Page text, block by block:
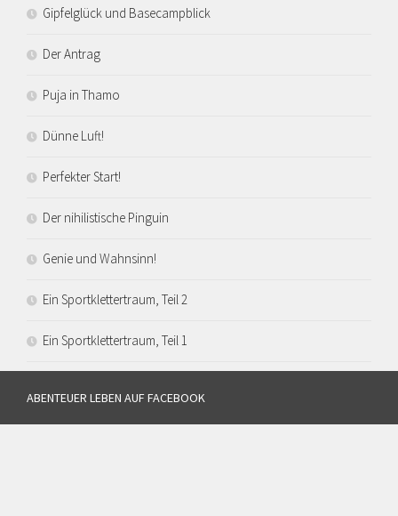
Gipfelglück und Basecampblick
Der Antrag
Puja in Thamo
Dünne Luft!
Perfekter Start!
Der nihilistische Pinguin
Genie und Wahnsinn!
Ein Sportklettertraum, Teil 2
Ein Sportklettertraum, Teil 1
ABENTEUER LEBEN AUF FACEBOOK